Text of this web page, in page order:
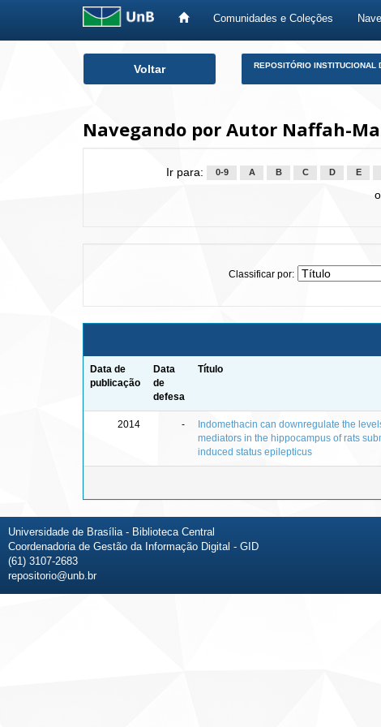
Comunidades e Coleções
Voltar REPOSITÓRIO INSTITUCIONAL
Navegando por Autor Naffah-
Ir para: 0-9 A B C D E
Classificar por:
Data de
publicação
Data
de
defesa
Título
2014 -
Indomethacin can downregulate the
mediators in the hippocampus of rats
induced status epilepticus
Universidade de Brasília - Biblioteca Central
Coordenadoria de Gestão da Informação Digital - GID
(61) 3107-2683
repositorio@unb.br